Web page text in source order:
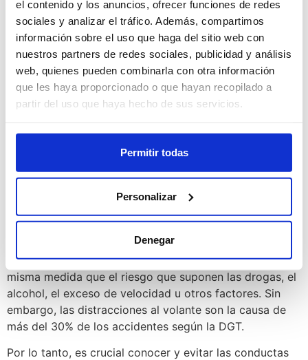
el contenido y los anuncios, ofrecer funciones de redes
sociales y analizar el tráfico. Además, compartimos
información sobre el uso que haga del sitio web con
nuestros partners de redes sociales, publicidad y análisis
web, quienes pueden combinarla con otra información
que les haya proporcionado o que hayan recopilado a
partir del uso que haya hecho de sus servicios.
Permitir todas
Personalizar
Denegar
La gran mayoría de los conductores no asociamos el
riesgo que supone una distracción al volante en la
misma medida que el riesgo que suponen las drogas, el
alcohol, el exceso de velocidad u otros factores. Sin
embargo, las distracciones al volante son la causa de
más del 30% de los accidentes según la DGT.
Por lo tanto, es crucial conocer y evitar las conductas